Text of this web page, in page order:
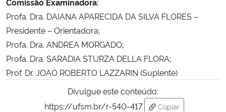
Secretaria-Geral
Secretaria de Governo
Gabinete de Segurança Institucional
Advocacia-Geral da União
Profa. Dra. DAIANA APARECIDA DA SILVA FLORES –
Presidente – Orientadora;
Profa. Dra. ANDREA MORGADO;
Profa. Dra. SARADIA STURZA DELLA FLORA;
Prof. Dr. JOAO ROBERTO LAZZARIN (Suplente)
Divulgue este conteúdo:
https://ufsm.br/r-540-417
Copiar